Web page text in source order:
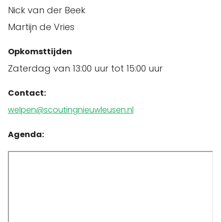
Nick van der Beek
Martijn de Vries
Opkomsttijden
Zaterdag van 13:00 uur tot 15:00 uur
Contact:
welpen@scoutingnieuwleusen.nl
Agenda: